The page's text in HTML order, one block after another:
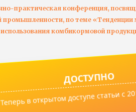
практическая конференция,
по теме «Тенденции
комбикормовой
ДОСТУПНО
Теперь в открытом доступе статьи с